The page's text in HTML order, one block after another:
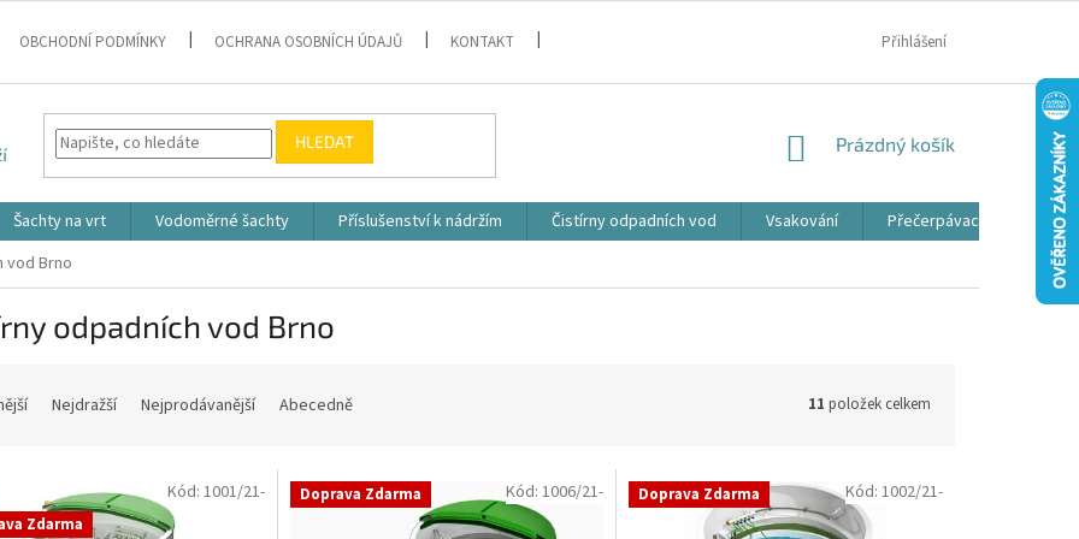
OBCHODNÍ PODMÍNKY OCHRANA OSOBNÍCH ÚDAJŮ KONTAKT Přihlášení
HLEDAT
NÁKUPNÍ
Prázdný košík
Šachty na vrt Vodoměrné šachty Příslušenství k nádržím Čistírny odpadních vod Vsakování Přečerpávací jímky
vod Brno
odpadních vod Brno
Nejdražší Nejprodávanější Abecedně 11 položek celkem
Zdarma
Kód: 1001/21- Doprava Zdarma Kód: 1006/21- Doprava Zdarma Kód: 1002/21-